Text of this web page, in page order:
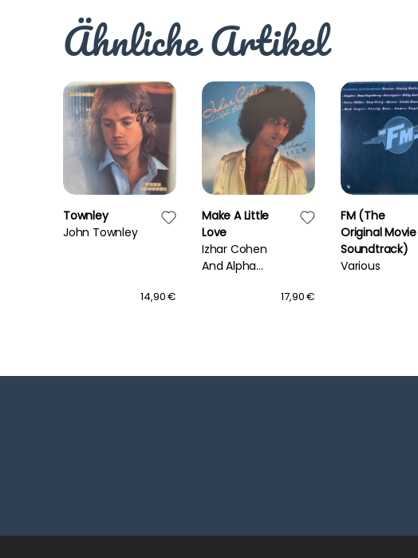
Ähnliche Artikel
Townley
John Townley
14,90 €
Make A Little
Love
Izhar Cohen
And Alpha
17,90 €
FM (The
Original Movie
Soundtrack)
Various